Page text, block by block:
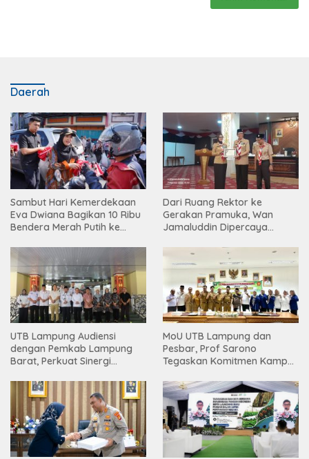
Daerah
Sambut Hari Kemerdekaan
Eva Dwiana Bagikan 10 Ribu
Bendera Merah Putih ke
Dari Ruang Rektor ke
Gerakan Pramuka, Wan
Jamaluddin Dipercaya
UTB Lampung Audiensi
dengan Pemkab Lampung
Barat, Perkuat Sinergi
Tinggi
MoU UTB Lampung dan
Pesbar, Prof Sarono
Tegaskan Komitmen Kampus
Masyarakat